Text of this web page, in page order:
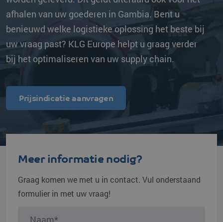
afhalen van uw goederen in Gambia. Bent u
benieuwd welke logistieke oplossing het beste bij
uw vraag past? KLG Europe helpt u graag verder
bij het optimaliseren van uw supply chain.
Prijsindicatie aanvragen
Meer informatie nodig?
Graag komen we met u in contact. Vul onderstaand
formulier in met uw vraag!